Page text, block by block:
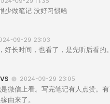
少做笔记 没好习惯哈
09-29 23:03
好长时间，也看了，是先听后看的
2024-09-29 23:05
微信上看。写完笔记有人点赞。有
由来了。